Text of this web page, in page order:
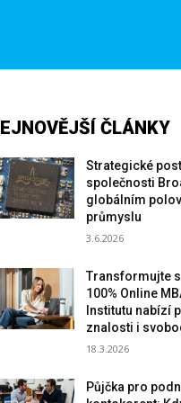
ČLÁNKY
Strategické
společnosti
globálním
průmyslu
3.6.2026
Transformujte
100% Online
Institutu nabízí
znalosti i
18.3.2026
Půjčka pro